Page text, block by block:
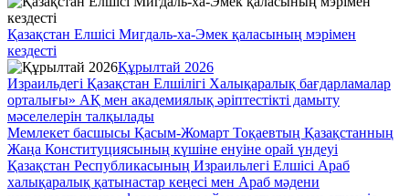
Қазақстан Елшісі Мигдаль-ха-Эмек қаласының мэрімен
кездесті
Құрылтай 2026
Израильдегі Қазақстан Елшілігі Халықаралық бағдарламалар
орталығы» АҚ мен академиялық әріптестікті дамыту
мәселелерін талқылады
Мемлекет басшысы Қасым-Жомарт Тоқаевтың Қазақстанның
Жаңа Конституциясының күшіне енуіне орай үндеуі
Қазақстан Республикасының Израильлегі Елшісі Араб
халықаралық қатынастар кеңесі мен Араб мәдени